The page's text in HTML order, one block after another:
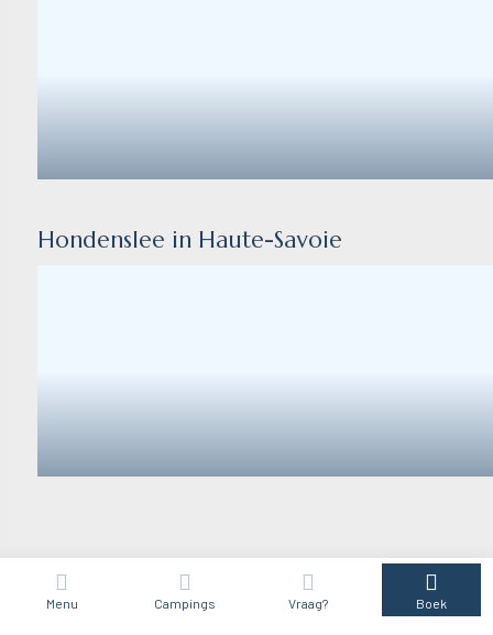
Menu Campings Vraag? Boek
Hondenslee in Haute-Savoie
MTB in Le Grand-Bornand: uw avontuur
de Aravis